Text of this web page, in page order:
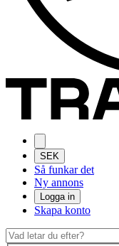
SEK
Så funkar det
Ny annons
Logga in
Skapa konto